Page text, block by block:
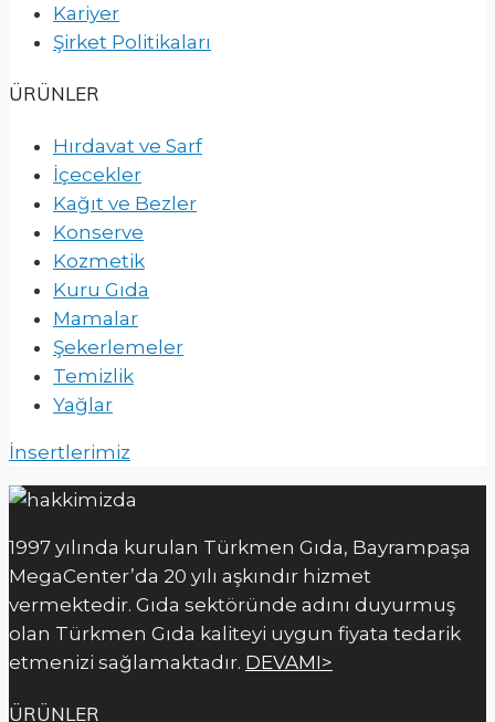
Kariyer
Şirket Politikaları
ÜRÜNLER
Hırdavat ve Sarf
İçecekler
Kağıt ve Bezler
Konserve
Kozmetik
Kuru Gıda
Mamalar
Şekerlemeler
Temizlik
Yağlar
İnsertlerimiz
1997 yılında kurulan Türkmen Gıda, Bayrampaşa
MegaCenter’da 20 yılı aşkındır hizmet
vermektedir. Gıda sektöründe adını duyurmuş
olan Türkmen Gıda kaliteyi uygun fiyata tedarik
etmenizi sağlamaktadır. DEVAMI>
ÜRÜNLER